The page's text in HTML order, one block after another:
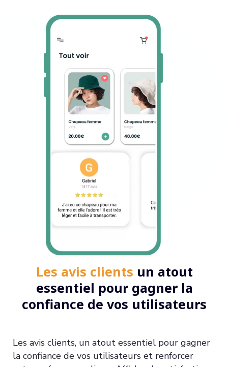
Les avis clients un atout
essentiel pour gagner la
confiance de vos utilisateurs
Les avis clients, un atout essentiel pour gagner
la confiance de vos utilisateurs et renforcer